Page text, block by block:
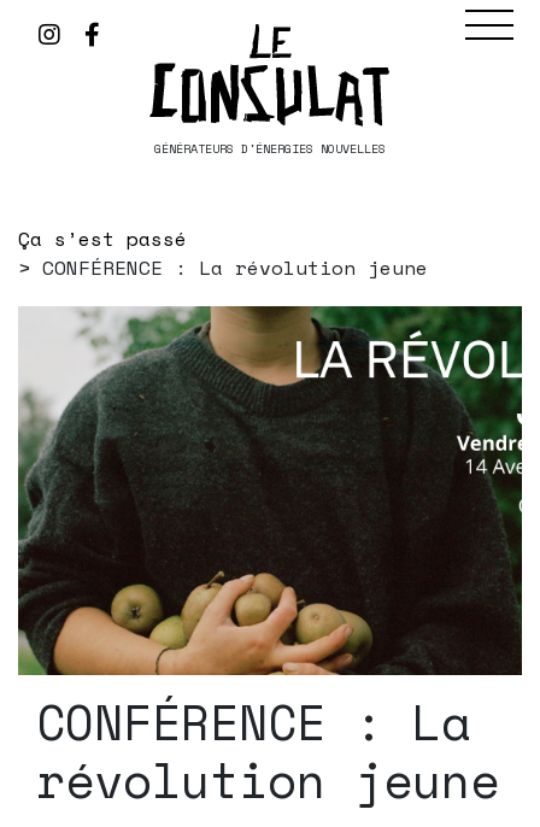
GÉNÉRATEURS D'ÉNERGIES NOUVELLES
Ça s’est passé
CONFÉRENCE : La révolution jeune
CONFÉRENCE : La
révolution jeune